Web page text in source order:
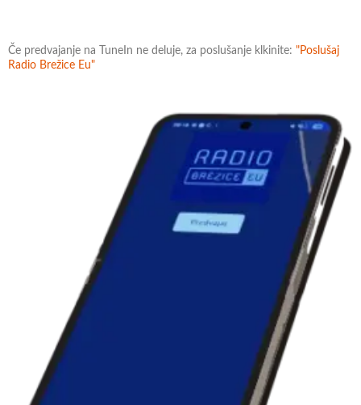
Če predvajanje na TuneIn ne deluje, za poslušanje klkinite: "Poslušaj
Radio Brežice Eu"